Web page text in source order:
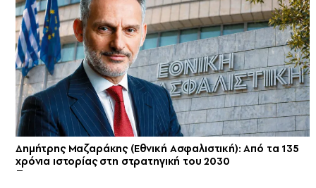
Δημήτρης Μαζαράκης (Εθνική Ασφαλιστική): Από τα 135
χρόνια ιστορίας στη στρατηγική του 2030